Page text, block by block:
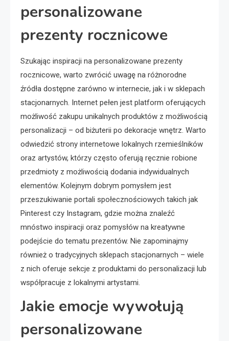
personalizowane
prezenty rocznicowe
Szukając inspiracji na personalizowane prezenty
rocznicowe, warto zwrócić uwagę na różnorodne
źródła dostępne zarówno w internecie, jak i w sklepach
stacjonarnych. Internet pełen jest platform oferujących
możliwość zakupu unikalnych produktów z możliwością
personalizacji – od biżuterii po dekoracje wnętrz. Warto
odwiedzić strony internetowe lokalnych rzemieślników
oraz artystów, którzy często oferują ręcznie robione
przedmioty z możliwością dodania indywidualnych
elementów. Kolejnym dobrym pomysłem jest
przeszukiwanie portali społecznościowych takich jak
Pinterest czy Instagram, gdzie można znaleźć
mnóstwo inspiracji oraz pomysłów na kreatywne
podejście do tematu prezentów. Nie zapominajmy
również o tradycyjnych sklepach stacjonarnych – wiele
z nich oferuje sekcje z produktami do personalizacji lub
współpracuje z lokalnymi artystami.
Jakie emocje wywołują
personalizowane